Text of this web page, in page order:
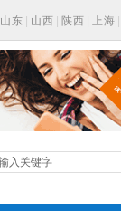
山东 山西 陕西 上海